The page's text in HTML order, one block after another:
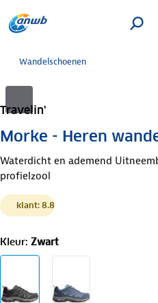
Wandelschoenen
Travelin'
Morke - Heren
Waterdicht en ademend
profielzool
klant: 8.8
Kleur: Zwart